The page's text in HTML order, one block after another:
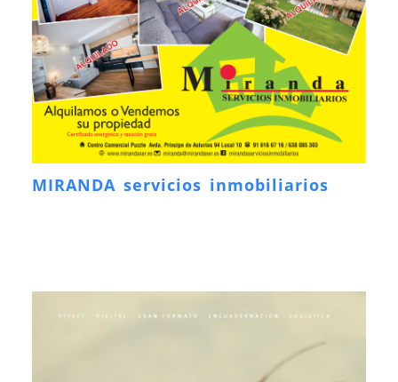
MIRANDA servicios inmobiliarios